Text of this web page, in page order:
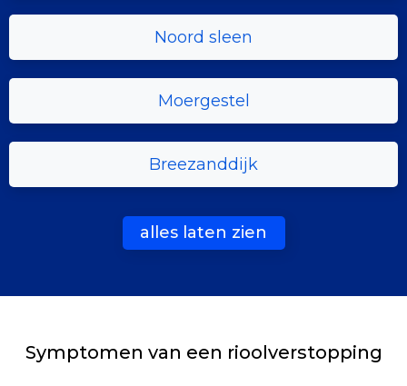
Noord sleen
Moergestel
Breezanddijk
alles laten zien
Symptomen van een rioolverstopping